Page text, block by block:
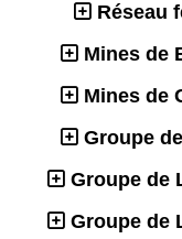
Réseau
Mines de
Mines de
Groupe
Groupe de
Groupe de